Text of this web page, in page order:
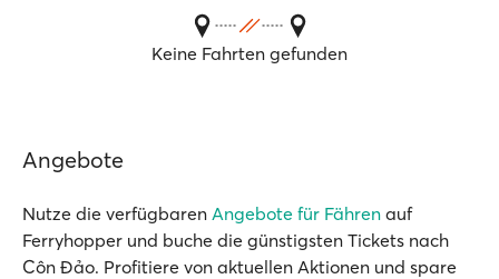
Keine Fahrten gefunden
Angebote
Nutze die verfügbaren Angebote für Fähren auf
Ferryhopper und buche die günstigsten Tickets nach
Côn Đảo. Profitiere von aktuellen Aktionen und spare